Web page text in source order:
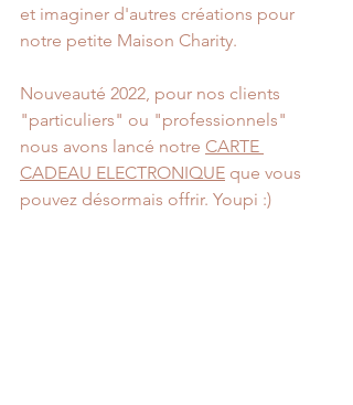
et imaginer d'autres créations pour
notre petite Maison Charity.
Nouveauté 2022, pour nos clients
"particuliers" ou "professionnels"
nous avons lancé notre CARTE
CADEAU ELECTRONIQUE que vous
pouvez désormais offrir. Youpi :)